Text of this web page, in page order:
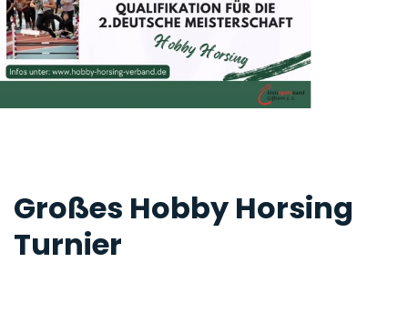
Großes Hobby Horsing
Turnier